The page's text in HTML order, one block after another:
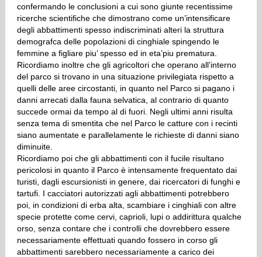
confermando le conclusioni a cui sono giunte recentissime
ricerche scientifiche che dimostrano come un’intensificare
degli abbattimenti spesso indiscriminati alteri la struttura
demografca delle popolazioni di cinghiale spingendo le
femmine a figliare piu’ spesso ed in eta’piu prematura.
Ricordiamo inoltre che gli agricoltori che operano all’interno
del parco si trovano in una situazione privilegiata rispetto a
quelli delle aree circostanti, in quanto nel Parco si pagano i
danni arrecati dalla fauna selvatica, al contrario di quanto
succede ormai da tempo al di fuori. Negli ultimi anni risulta
senza tema di smentita che nel Parco le catture con i recinti
siano aumentate e parallelamente le richieste di danni siano
diminuite.
Ricordiamo poi che gli abbattimenti con il fucile risultano
pericolosi in quanto il Parco è intensamente frequentato dai
turisti, dagli escursionisti in genere, dai ricercatori di funghi e
tartufi. I cacciatori autorizzati agli abbattimenti potrebbero
poi, in condizioni di erba alta, scambiare i cinghiali con altre
specie protette come cervi, caprioli, lupi o addirittura qualche
orso, senza contare che i controlli che dovrebbero essere
necessariamente effettuati quando fossero in corso gli
abbattimenti sarebbero necessariamente a carico dei